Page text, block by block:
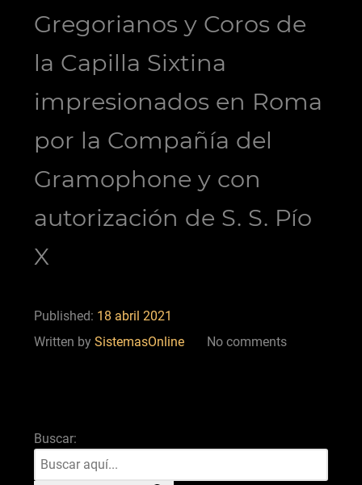
Gregorianos y Coros de
la Capilla Sixtina
impresionados en Roma
por la Compañía del
Gramophone y con
autorización de S. S. Pío
X
Published: 18 abril 2021
Written by SistemasOnline No comments
Buscar: